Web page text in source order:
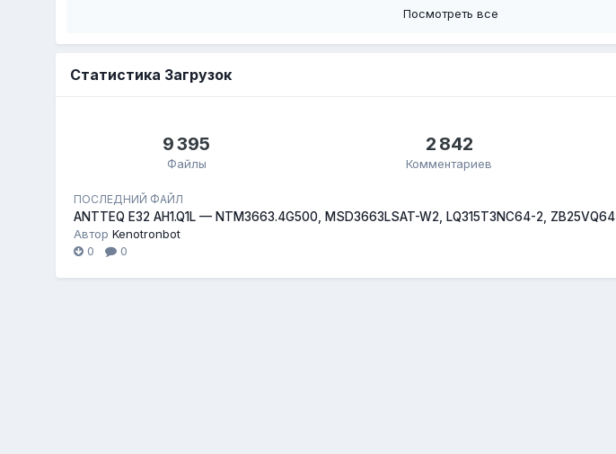
Посмотреть все
Статистика Загрузок
9 395
Файлы
2 842
Комментариев
ПОСЛЕДНИЙ ФАЙЛ
ANTTEQ E32 AH1.Q1L — NTM3663.4G500, MSD3663LSAT-W2, LQ315T3NC64-2, ZB25VQ64
АвторKenotronbot
0
0